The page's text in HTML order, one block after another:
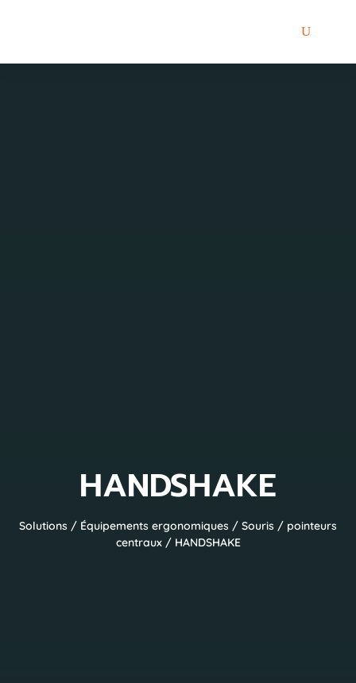
HANDSHAKE
Solutions / Équipements ergonomiques / Souris / pointeurs
centraux/ HANDSHAKE